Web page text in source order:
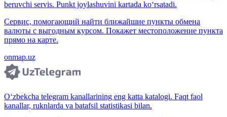
beruvchi servis. Punkt joylashuvini kartada ko‘rsatadi.
Сервис, помогающий найти ближайшие пункты обмена
валюты с выгодным курсом. Покажет местоположение пункта
прямо на карте.
onmap.uz
O‘zbekcha telegram kanallarining eng katta katalogi. Faqt faol
kanallar, ruknlarda va batafsil statistikasi bilan.